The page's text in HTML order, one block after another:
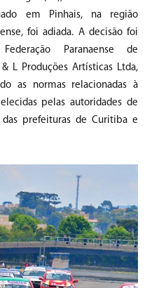
em Pinhais, na região
foi adiada. A decisão foi
Paranaense de
L Produções Artísticas Ltda,
as normas relacionadas à
pelas autoridades de
prefeituras de Curitiba e